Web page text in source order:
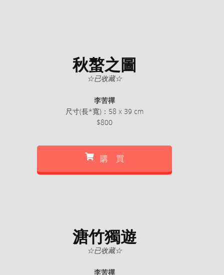
秋螯之圖
☆已收藏☆
李苦禪
尺寸(長*寬)：58 x 39 cm
$800
購 買
溏竹獨遊
☆已收藏☆
李苦禪